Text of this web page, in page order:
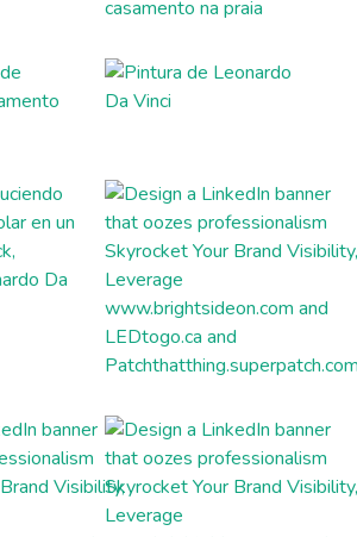
text.
paste it in to the program, and
you'll have an entirely different
outlines that help you write better
basis.